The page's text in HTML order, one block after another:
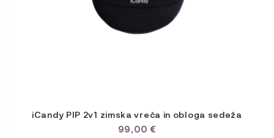
iCandy PIP 2v1 zimska vreča in obloga sedeža
99,00 €